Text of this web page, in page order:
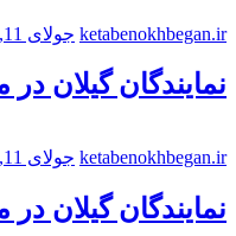
ketabenokhbegan.ir جولای 11, 2021
نمایندگان گیلان
ketabenokhbegan.ir جولای 11, 2021
نمایندگان گیلان